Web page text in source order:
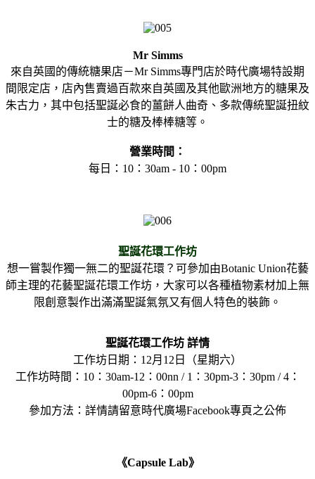
Mr Simms
來自英國的傳統糖果店－Mr Simms專門店於時代廣場特設期
間限定店，店內售賣過百款來自英國及其他歐洲地方的糖果及
朱古力，其中包括聖誕必食的薑餅人曲奇、多款傳統聖誕扭紋
士的糖及棒棒糖等。
營業時間：
每日：10：30am - 10：00pm
聖誕花環工作坊
想一嘗製作獨一無二的聖誕花環？可參加由Botanic Union花藝
師主理的花藝聖誕花環工作坊，大家可以各種植物素材加上無
限創意製作出滿滿聖誕氣氛又有個人特色的裝飾。
聖誕花環工作坊 詳情
工作坊日期：12月12日（星期六）
工作坊時間：10：30am-12：00nn / 1：30pm-3：30pm / 4：
00pm-6：00pm
參加方法：詳情請留意時代廣場Facebook專頁之公佈
《Capsule Lab》